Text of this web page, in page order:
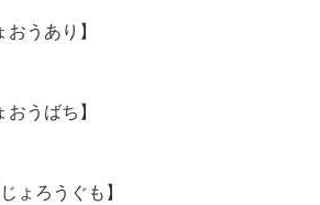
おうあり】
おうばち】
じょろうぐも】